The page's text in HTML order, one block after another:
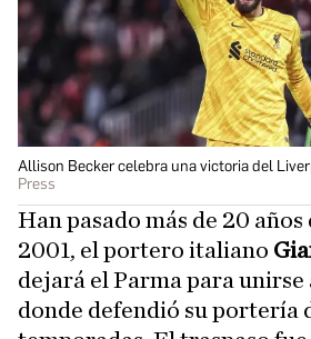
Allison Becker celebra una victoria del
Press
Han pasado más de 20 años
2001, el portero italiano
dejará el Parma para unirse
donde defendió su portería